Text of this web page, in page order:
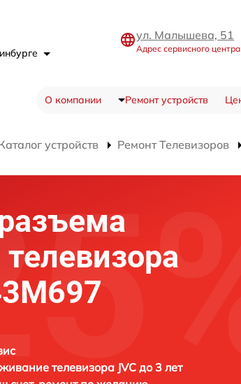
ул. Малышева, 51
Адрес сервисного центра
О компании Ремонт устройств
устройств Ремонт Телевизоров
телевизора JVC до 3 лет